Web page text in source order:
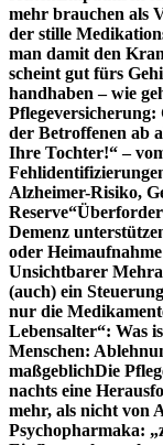
mehr brauchen als
der stille
man damit den
scheint gut fürs
handhaben – wie
der Betroffenen ab
Ihre Tochter!“ –
Alzheimer-Risiko,
Reserve“
Demenz
oder
Unsichtbarer
(auch) ein
nur die
Lebensalter“: Was
Menschen:
maßgeblichDie
nachts eine
mehr, als nicht von
Psychopharmaka: